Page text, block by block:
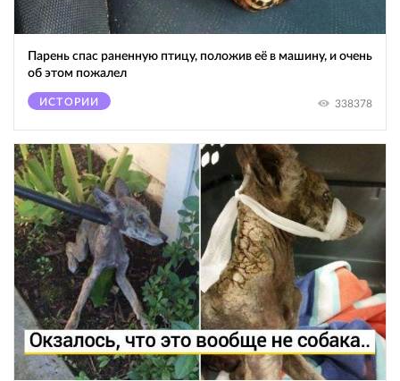
Парень спас раненную птицу, положив её в машину, и очень
об этом пожалел
ИСТОРИИ 338378